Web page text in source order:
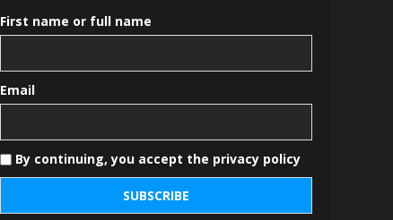
First name or full name
Email
By continuing, you accept the privacy policy